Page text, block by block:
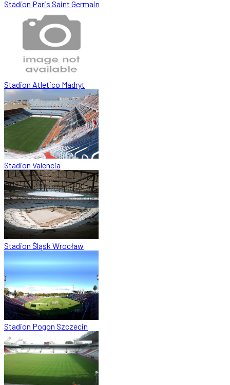
Stadion Paris Saint Germain
Stadion Atletico Madryt
Stadion Valencia
Stadion Śląsk Wrocław
Stadion Pogon Szczecin